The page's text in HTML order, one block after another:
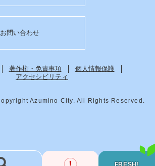
FRESH!
問い合わせ
著作権・免責事項
個人情報保護
アクセシビリティ
Azumino City. All Rights Reserved.